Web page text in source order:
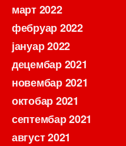
март 2022
фебруар 2022
јануар 2022
децембар 2021
новембар 2021
октобар 2021
септембар 2021
август 2021